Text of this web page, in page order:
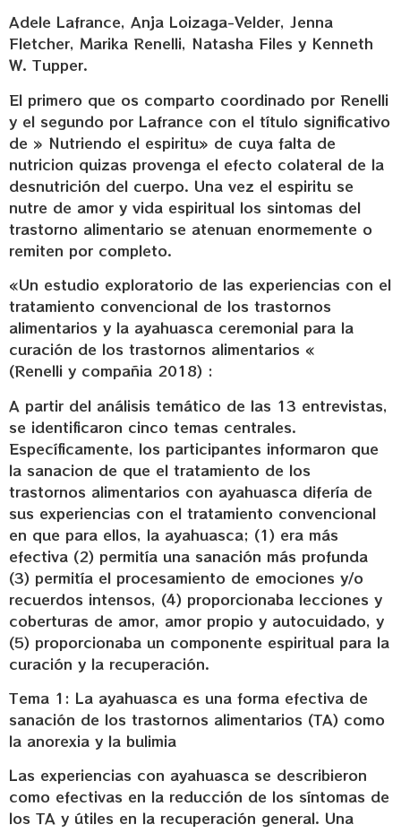
Adele Lafrance, Anja Loizaga-Velder, Jenna
Fletcher, Marika Renelli, Natasha Files y Kenneth
W. Tupper.
El primero que os comparto coordinado por Renelli
y el segundo por Lafrance con el título significativo
de » Nutriendo el espiritu» de cuya falta de
nutricion quizas provenga el efecto colateral de la
desnutrición del cuerpo. Una vez el espiritu se
nutre de amor y vida espiritual los sintomas del
trastorno alimentario se atenuan enormemente o
remiten por completo.
«Un estudio exploratorio de las experiencias con el
tratamiento convencional de los trastornos
alimentarios y la ayahuasca ceremonial para la
curación de los trastornos alimentarios «
(Renelli y compañia 2018) :
A partir del análisis temático de las 13 entrevistas,
se identificaron cinco temas centrales.
Específicamente, los participantes informaron que
la sanacion de que el tratamiento de los
trastornos alimentarios con ayahuasca difería de
sus experiencias con el tratamiento convencional
en que para ellos, la ayahuasca; (1) era más
efectiva (2) permitía una sanación más profunda
(3) permitía el procesamiento de emociones y/o
recuerdos intensos, (4) proporcionaba lecciones y
coberturas de amor, amor propio y autocuidado, y
(5) proporcionaba un componente espiritual para la
curación y la recuperación.
Tema 1: La ayahuasca es una forma efectiva de
sanación de los trastornos alimentarios (TA) como
la anorexia y la bulimia
Las experiencias con ayahuasca se describieron
como efectivas en la reducción de los síntomas de
los TA y útiles en la recuperación general. Una